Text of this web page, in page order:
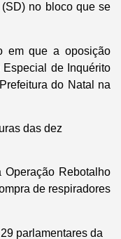
no bloco que se
em que a oposição
de Inquérito
do Natal na
das dez
Rebotalho
de respiradores
parlamentares da